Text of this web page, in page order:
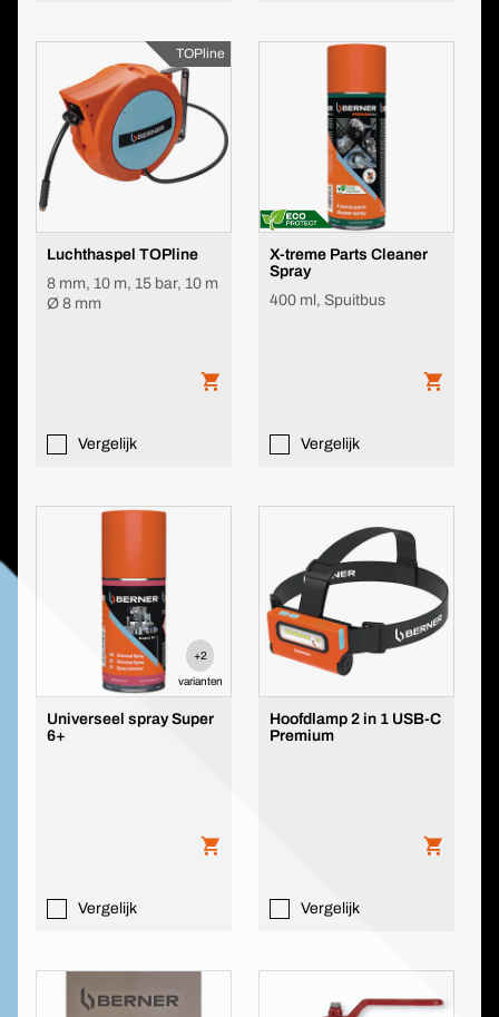
TOPline
Luchthaspel TOPline
8 mm, 10 m, 15 bar, 10 m
Ø 8 mm
Vergelijk
X-treme Parts Cleaner
Spray
400 ml, Spuitbus
Vergelijk
+2
varianten
Universeel spray Super
6+
Vergelijk
Hoofdlamp 2 in 1 USB-C
Premium
Vergelijk